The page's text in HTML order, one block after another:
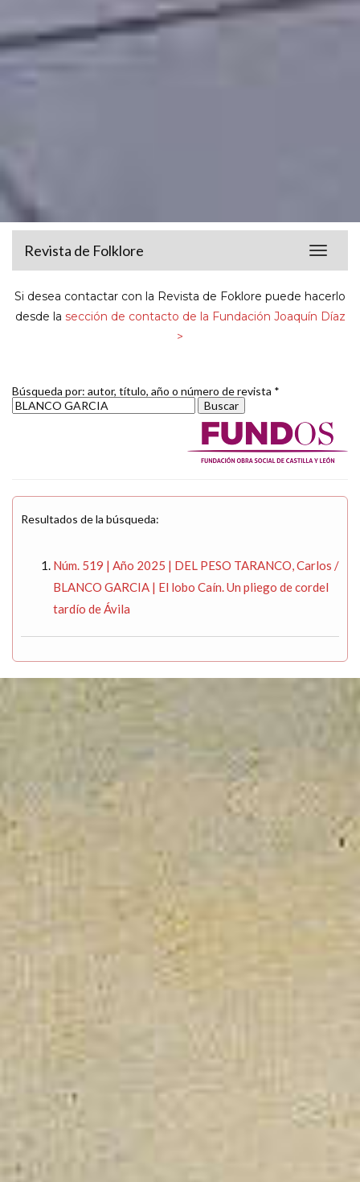
Toggle
Revista de Folklore
Si desea contactar con la Revista de Foklore puede hacerlo
desde la sección de contacto de la Fundación Joaquín Díaz
>
Búsqueda por: autor, título, año o número de revista *
Resultados de la búsqueda:
Núm. 519 | Año 2025 | DEL PESO TARANCO, Carlos /
BLANCO GARCIA | El lobo Caín. Un pliego de cordel
tardío de Ávila